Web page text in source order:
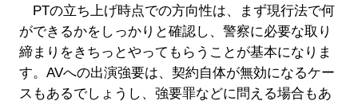
PTの立ち上げ時点での方向性は、まず現行法で何
ができるかをしっかりと確認し、警察に必要な取り
締まりをきちっとやってもらうことが基本になりま
す。AVへの出演強要は、契約自体が無効になるケー
スもあるでしょうし、強要罪などに問える場合もあ